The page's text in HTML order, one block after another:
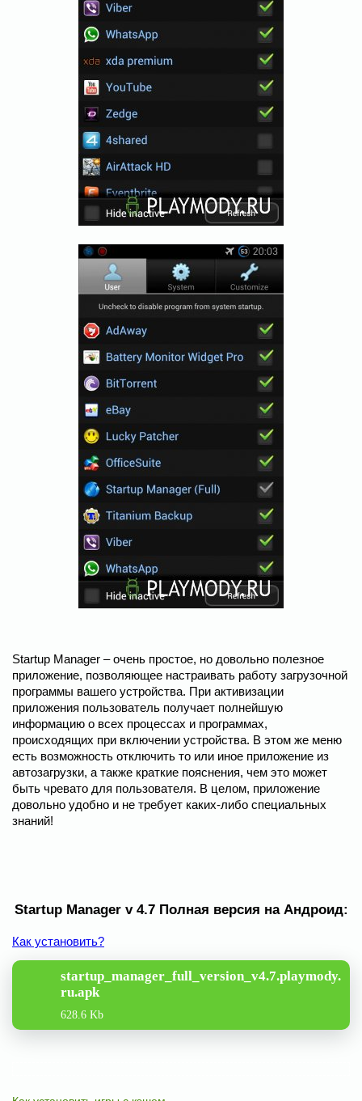
Startup Manager – очень простое, но довольно полезное
приложение, позволяющее настраивать работу загрузочной
программы вашего устройства. При активизации
приложения пользователь получает полнейшую
информацию о всех процессах и программах,
происходящих при включении устройства. В этом же меню
есть возможность отключить то или иное приложение из
автозагрузки, а также краткие пояснения, чем это может
быть чревато для пользователя. В целом, приложение
довольно удобно и не требует каких-либо специальных
знаний!
Startup Manager v 4.7 Полная версия на Андроид:
Как установить?
startup_manager_full_version_v4.7.playmody.
ru.apk
628.6 Kb